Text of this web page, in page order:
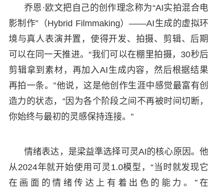
乔恩·欧文把自己的创作理念称为“AI实拍混合电
影制作”（Hybrid Filmmaking）——AI生成的虚拟环
境与真人表演并置，使得开发、拍摄、剪辑、后期
可以在同一天推进。“我们可以在棚里拍摄，30秒后
剪辑拿到素材，再加入AI生成内容，然后根据结果
再拍一条。”他说，这是他创作生涯中感觉最富有创
造力的状态，“因为各个阶段之间不再被时间切断，
你始终与最初的灵感保持连接。”
情绪表达，是梁益準选择可灵AI的核心原因。他
从2024年就开始使用可灵1.0模型，“当时就发现它
在画面的情绪传达上有着出色的能力。”在